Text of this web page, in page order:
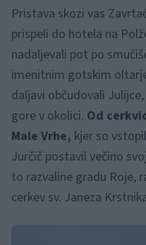
Pristava skozi vas
prispeli do hotela na
nadaljevali pot po
imenitnim gotskim
daljavi občudovali
gore v okolici. Od
Male Vrhe, kjer so
Jurčič postavil večino
to razvaline gradu Roje,
cerkev sv. Janeza